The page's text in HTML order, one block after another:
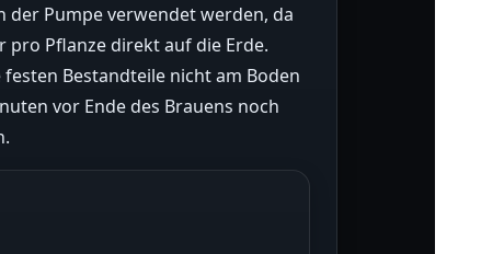
der Pumpe verwendet werden, da
Pflanze direkt auf die Erde.
Bestandteile nicht am Boden
vor Ende des Brauens noch